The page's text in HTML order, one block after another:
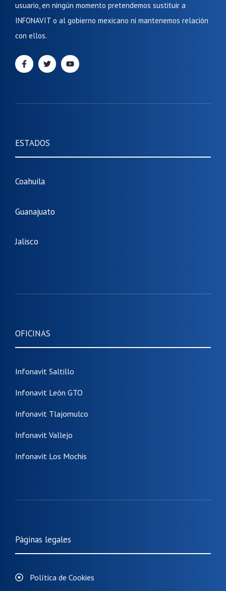
usuario, en ningún momento pretendemos sustituir a
INFONAVIT o al gobierno mexicano ni mantenemos relación
con ellos.
ESTADOS
Coahuila
Guanajuato
Jalisco
OFICINAS
Infonavit Saltillo
Infonavit León GTO
Infonavit Tlajomulco
Infonavit Vallejo
Infonavit Los Mochis
Páginas legales
Política de Cookies